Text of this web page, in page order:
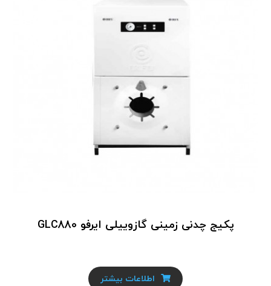
پکیج چدنی زمینی گازوییلی ایرفو GLC880
اطلاعات بیشتر